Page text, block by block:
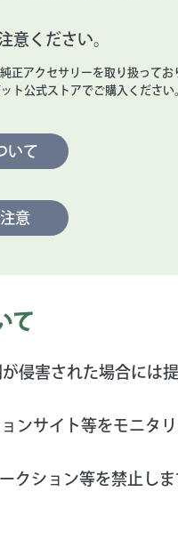
意ください。
正アクセサリーを取り扱ってお
ト公式ストアでご購入ください
いて
意
て
侵害された場合には
ンサイト等をモニタ
クション等を禁止しま